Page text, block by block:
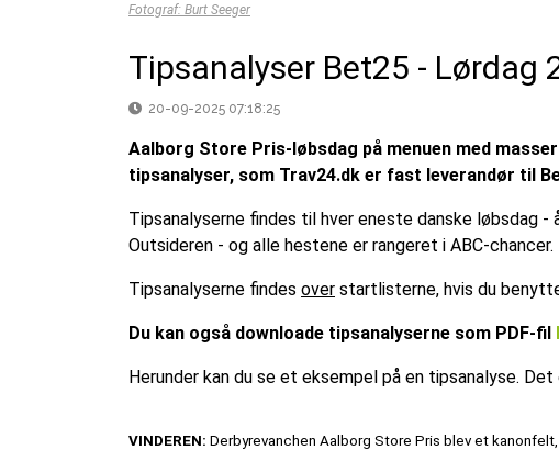
Fotograf: Burt Seeger
Tipsanalyser Bet25 - Lørdag
20-09-2025 07:18:25
Aalborg Store Pris-løbsdag på menuen med
tipsanalyser, som Trav24.dk er fast leverandør til
Tipsanalyserne findes til hver eneste danske løbsdag
Outsideren - og alle hestene er rangeret i ABC-chancer.
Tipsanalyserne findes over startlisterne, hvis du
Du kan også downloade tipsanalyserne som PDF-fil
Herunder kan du se et eksempel på en tipsanalyse.
VINDEREN: Derbyrevanchen Aalborg Store Pris blev et